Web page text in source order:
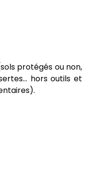
protégés ou non,
hors outils et